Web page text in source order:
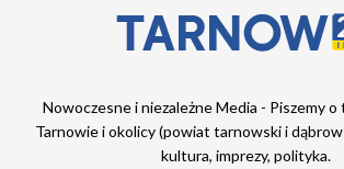
Nowoczesne i niezależne Media - Piszemy o
Tarnowie i okolicy (powiat tarnowski i
kultura, imprezy, polityka.